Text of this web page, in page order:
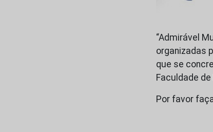
“Admirável
organizadas
que se
Faculdade
Por favor